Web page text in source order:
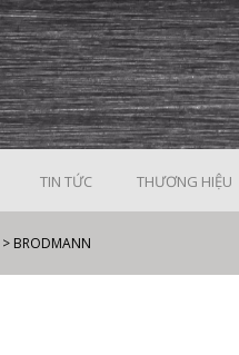
TIN TỨC THƯƠNG HIỆU
> BRODMANN